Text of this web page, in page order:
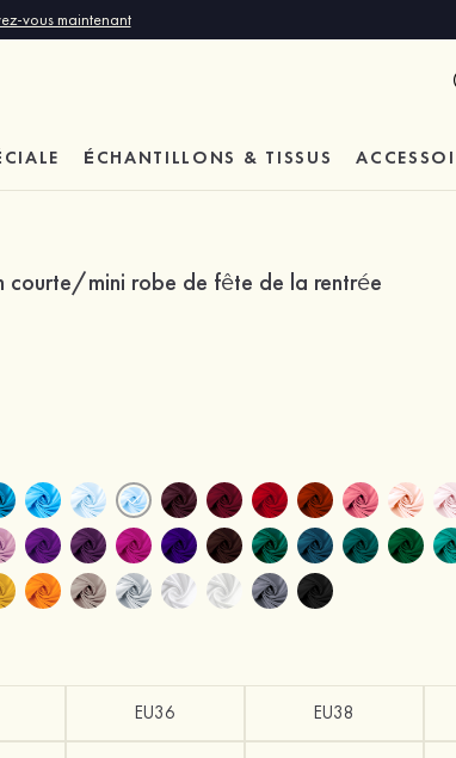
vous maintenant
ÉCHANTILLONS & TISSUS
courte/mini robe de fête de la rentrée
EU36 EU38